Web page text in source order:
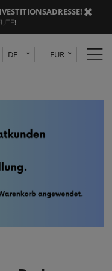
! |
!
DE
EUR